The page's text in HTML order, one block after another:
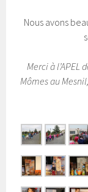
Nous avons
Merci à l’APEL
Mômes au